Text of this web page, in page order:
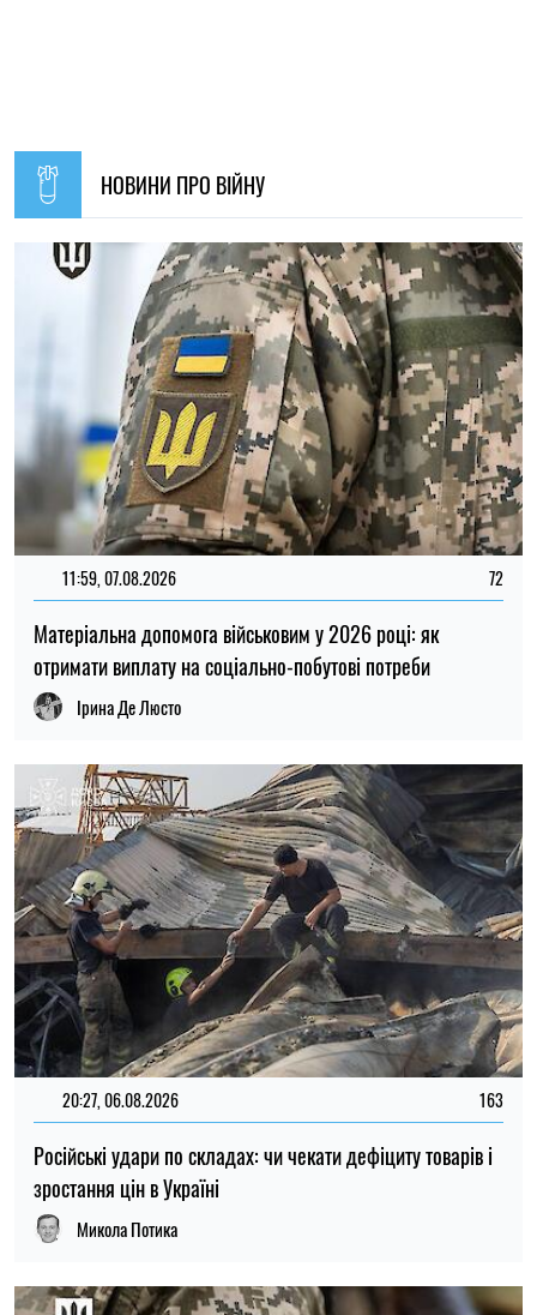
Матеріальна допомога військовим у 2026 році: як
отримати виплату на соціально-побутові потреби
Ірина Де Люсто
20:27, 06.08.2026
Російські удари по складах: чи чекати дефіциту товарів і
Микола Потика
15:59, 06.08.2026 80
Новий контракт у війську: Міноборони пояснило правила
Ірина Де Люсто